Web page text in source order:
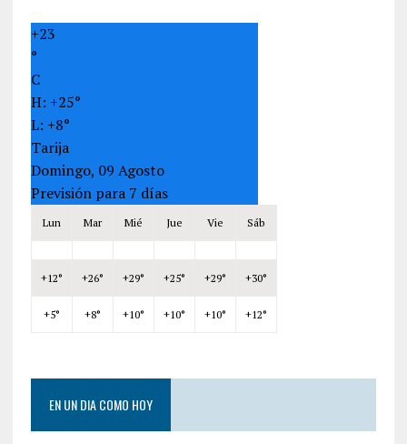
+23
°
C
H: +25°
L: +8°
Tarija
Domingo, 09 Agosto
Previsión para 7 días
Lun Mar Mié Jue Vie Sáb
+12° +26° +29° +25° +29° +30°
+5° +8° +10° +10° +10° +12°
EN UN DIA COMO HOY